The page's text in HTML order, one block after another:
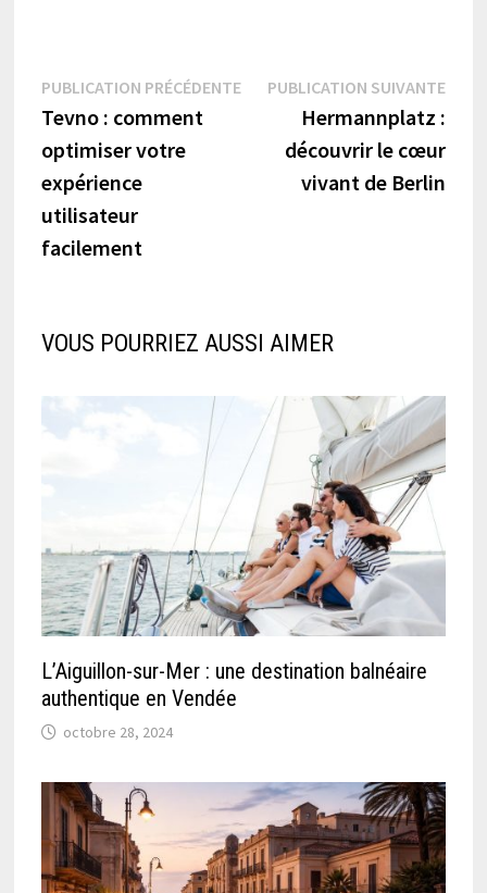
Navigation
de
l’article
PUBLICATION PRÉCÉDENTEPublication
précédente :
Tevno : comment
optimiser votre
expérience
utilisateur
facilement
PUBLICATION SUIVANTE
Hermannplatz :
découvrir le cœur
vivant de Berlin
VOUS POURRIEZ AUSSI AIMER
L’Aiguillon-sur-Mer : une destination balnéaire
authentique en Vendée
octobre 28, 2024